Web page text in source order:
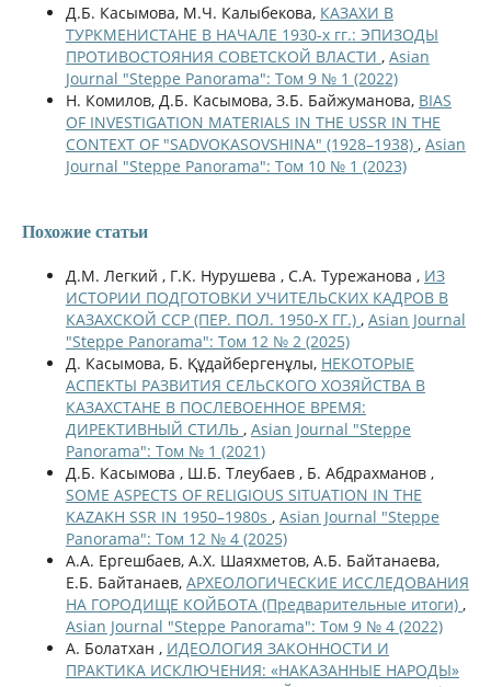
Д.Б. Касымова, М.Ч. Калыбекова, КАЗАХИ В
ТУРКМЕНИСТАНЕ В НАЧАЛЕ 1930-х гг.: ЭПИЗОДЫ
ПРОТИВОСТОЯНИЯ СОВЕТСКОЙ ВЛАСТИ , Asian
Journal "Steppe Panorama": Том 9 № 1 (2022)
Н. Комилов, Д.Б. Касымова, З.Б. Байжуманова, BIAS
OF INVESTIGATION MATERIALS IN THE USSR IN THE
CONTEXT OF "SADVOKASOVSHINA" (1928–1938) , Asian
Journal "Steppe Panorama": Том 10 № 1 (2023)
Похожие статьи
Д.М. Легкий , Г.К. Нурушева , С.А. Турежанова , ИЗ
ИСТОРИИ ПОДГОТОВКИ УЧИТЕЛЬСКИХ КАДРОВ В
КАЗАХСКОЙ ССР (ПЕР. ПОЛ. 1950-Х ГГ.) , Asian Journal
"Steppe Panorama": Том 12 № 2 (2025)
Д. Касымова, Б. Құдайбергенұлы, НЕКОТОРЫЕ
АСПЕКТЫ РАЗВИТИЯ СЕЛЬСКОГО ХОЗЯЙСТВА В
КАЗАХСТАНЕ В ПОСЛЕВОЕННОЕ ВРЕМЯ:
ДИРЕКТИВНЫЙ СТИЛЬ , Asian Journal "Steppe
Panorama": Том № 1 (2021)
Д.Б. Касымова , Ш.Б. Тлеубаев , Б. Абдрахманов ,
SOME ASPECTS OF RELIGIOUS SITUATION IN THE
KAZAKH SSR IN 1950–1980s , Asian Journal "Steppe
Panorama": Том 12 № 4 (2025)
А.А. Ергешбаев, А.Х. Шаяхметов, А.Б. Байтанаева,
Е.Б. Байтанаев, АРХЕОЛОГИЧЕСКИЕ ИССЛЕДОВАНИЯ
НА ГОРОДИЩЕ КОЙБОТА (Предварительные итоги) ,
Asian Journal "Steppe Panorama": Том 9 № 4 (2022)
А. Болатхан , ИДЕОЛОГИЯ ЗАКОННОСТИ И
ПРАКТИКА ИСКЛЮЧЕНИЯ: «НАКАЗАННЫЕ НАРОДЫ»